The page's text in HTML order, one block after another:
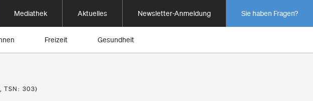
Mediathek Aktuelles Newsletter-Anmeldung Sie haben Fragen?
Freizeit Gesundheit
TSN: 303)